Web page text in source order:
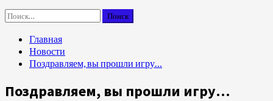
Найти:
Главная
Новости
Поздравляем, вы прошли игру…
Поздравляем, вы прошли игру…